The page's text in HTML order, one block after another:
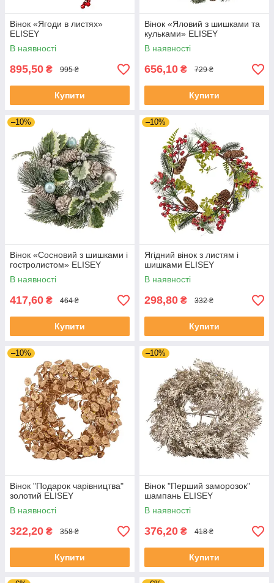
Вінок «Ягоди в листях»
ELISEY
В наявності
895,50 ₴ 995 ₴
Купити
Вінок «Яловий з шишками та
кульками» ELISEY
В наявності
656,10 ₴ 729 ₴
Купити
–10%
Вінок «Сосновий з шишками і
гостролистом» ELISEY
В наявності
417,60 ₴ 464 ₴
Купити
–10%
Ягідний вінок з листям і
шишками ELISEY
В наявності
298,80 ₴ 332 ₴
Купити
–10%
Вінок "Подарок чарівництва"
золотий ELISEY
В наявності
322,20 ₴ 358 ₴
Купити
–10%
Вінок "Перший заморозок"
шампань ELISEY
В наявності
376,20 ₴ 418 ₴
Купити